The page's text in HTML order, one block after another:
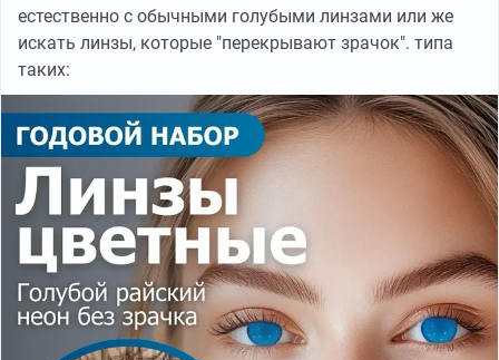
естественно с обычными голубыми линзами или же
искать линзы, которые "перекрывают зрачок". типа
таких: